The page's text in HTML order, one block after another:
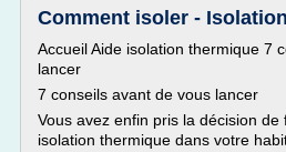
Comment isoler -
Accueil Aide isolation thermique 7
lancer
7 conseils avant de vous lancer
Vous avez enfin pris la décision de
isolation thermique dans votre